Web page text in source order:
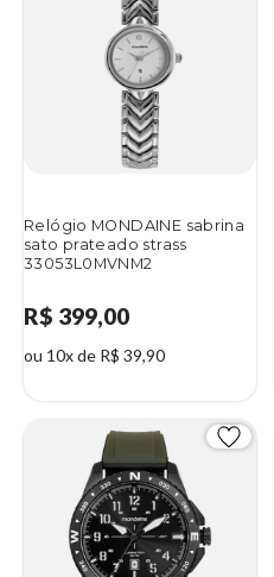
Relógio MONDAINE sabrina
sato prateado strass
33053L0MVNM2
R$ 399,00
ou 10x de R$ 39,90